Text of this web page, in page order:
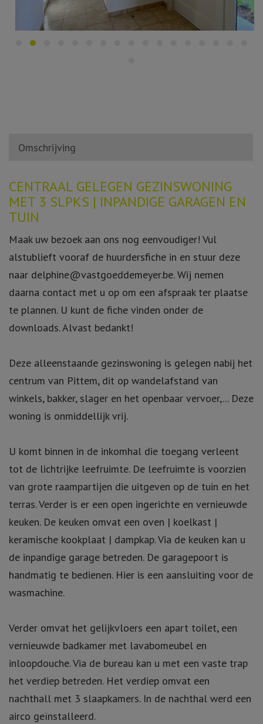
Omschrijving
Omschrijving
CENTRAAL GELEGEN GEZINSWONING
MET 3 SLPKS | INPANDIGE GARAGEN EN
TUIN
Maak uw bezoek aan ons nog eenvoudiger! Vul
alstublieft vooraf de huurdersfiche in en stuur deze
naar delphine@vastgoeddemeyer.be. Wij nemen
daarna contact met u op om een afspraak ter plaatse
te plannen. U kunt de fiche vinden onder de
downloads. Alvast bedankt!
Deze alleenstaande gezinswoning is gelegen nabij het
centrum van Pittem, dit op wandelafstand van
winkels, bakker, slager en het openbaar vervoer,... Deze
woning is onmiddellijk vrij.
U komt binnen in de inkomhal die toegang verleent
tot de lichtrijke leefruimte. De leefruimte is voorzien
van grote raampartijen die uitgeven op de tuin en het
terras. Verder is er een open ingerichte en vernieuwde
keuken. De keuken omvat een oven | koelkast |
keramische kookplaat | dampkap. Via de keuken kan u
de inpandige garage betreden. De garagepoort is
handmatig te bedienen. Hier is een aansluiting voor de
wasmachine.
Verder omvat het gelijkvloers een apart toilet, een
vernieuwde badkamer met lavabomeubel en
inloopdouche. Via de bureau kan u met een vaste trap
het verdiep betreden. Het verdiep omvat een
nachthall met 3 slaapkamers. In de nachthal werd een
airco geïnstalleerd.